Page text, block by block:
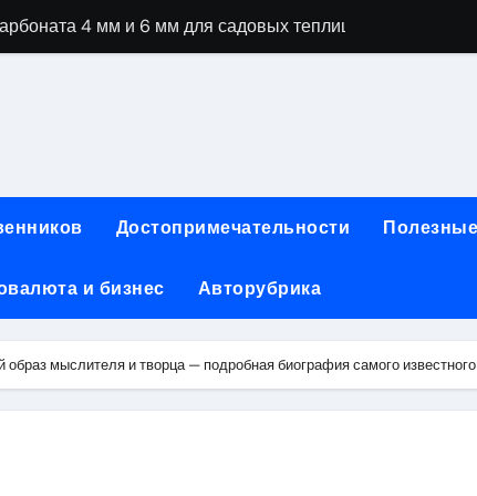
4 мм и 6 мм для садовых теплиц
алгоритмы работы, интерфейсы и совместимость
чемоданов разных производителей: характеристики
за 5 минут без верификации и банков с пополнением в
и офисы продаж: контакты, адреса и режим работы
Достопримечательности
и бизнес Авторубрика
мыслителя и творца — подробная биография самого